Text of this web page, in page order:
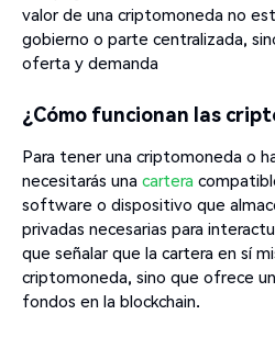
valor de una criptomoneda no
gobierno o parte centralizada,
oferta y demanda
¿Cómo funcionan las
Para tener una criptomoneda o
necesitarás una cartera
software o dispositivo que
privadas necesarias para
que señalar que la cartera en sí
criptomoneda, sino que ofrece
fondos en la blockchain.